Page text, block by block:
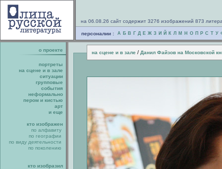
на 06.08.26 сайт содержит 3276 изображений 873
персоналии : А Б В Г Д Е Ж З И Й К Л М Н О П Р С Т У
о проекте на сцене и в зале / Данил Файзов на Московской
портреты
на сцене и в зале
ситуации
групповые
события
неформально
пером и кистью
арт
и еще
кто изображен
по алфавиту
по географии
по виду деятельности
по поколению
кто изобразил